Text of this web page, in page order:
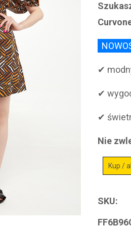
✔
✔
✔
Nie
Kup /
SKU: